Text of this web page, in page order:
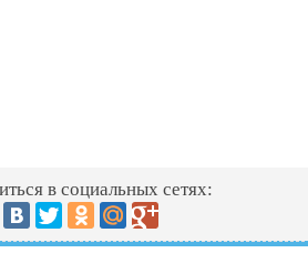
в социальных сетях: